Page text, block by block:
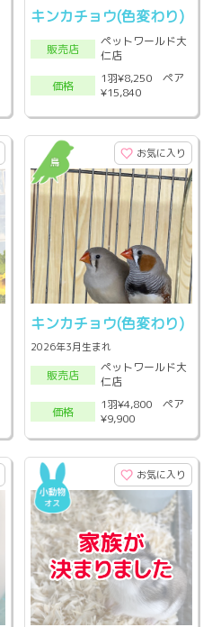
キンカチョウ(色変わり)
販売店
ペットワールド大
仁店
価格
1羽¥8,250 ペア
¥15,840
お気に入り
キンカチョウ(色変わり)
2026年3月生まれ
販売店
ペットワールド大
仁店
価格
1羽¥4,800 ペア
¥9,900
お気に入り